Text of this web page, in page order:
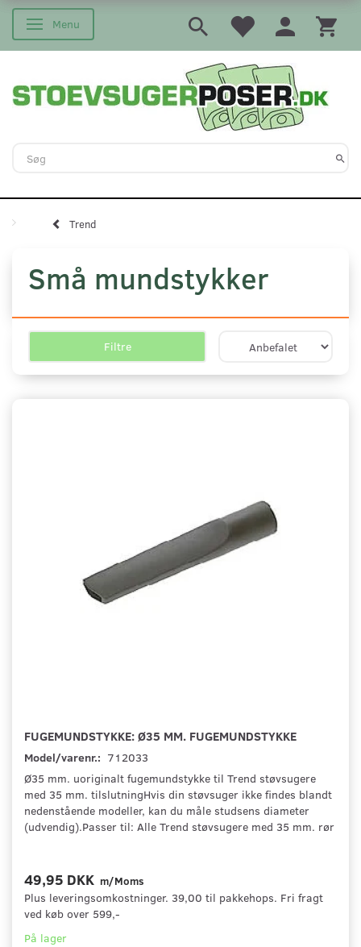
Skifte navigation
Menu
Trend
Små mundstykker
Filtre
FUGEMUNDSTYKKE: Ø35 MM. FUGEMUNDSTYKKE
Model/varenr.: 712033
Ø35 mm. uoriginalt fugemundstykke til Trend støvsugere
med 35 mm. tilslutningHvis din støvsuger ikke findes blandt
nedenstående modeller, kan du måle studsens diameter
(udvendig).Passer til: Alle Trend støvsugere med 35 mm. rør
49,95 DKK m/Moms
Plus leveringsomkostninger. 39,00 til pakkehops. Fri fragt
ved køb over 599,-
På lager